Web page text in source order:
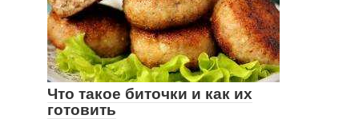
Что такое биточки и как их
готовить